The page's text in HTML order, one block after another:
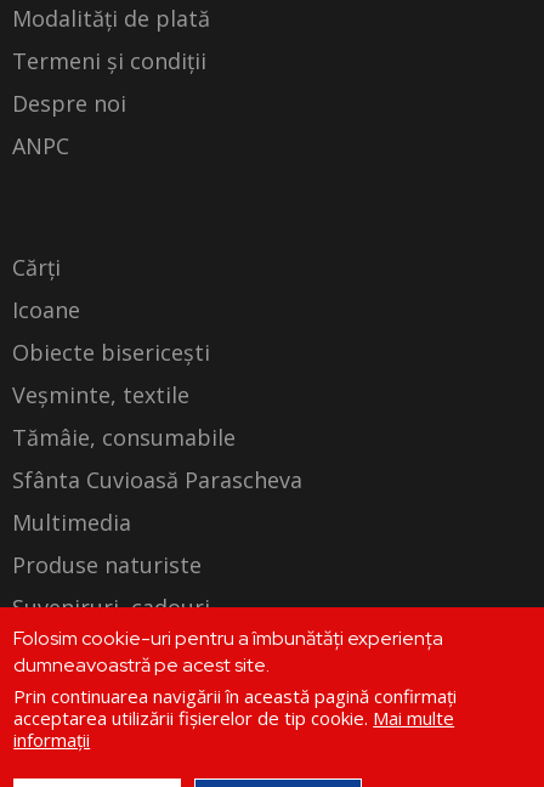
Modalități de plată
Termeni și condiții
Despre noi
ANPC
Cărți
Icoane
Obiecte bisericești
Veșminte, textile
Tămâie, consumabile
Sfânta Cuvioasă Parascheva
Multimedia
Produse naturiste
Suveniruri, cadouri
Produse personalizate
Folosim cookie-uri pentru a îmbunătăți experiența
dumneavoastră pe acest site.
Prin continuarea navigării în această pagină confirmați
acceptarea utilizării fișierelor de tip cookie. Mai multe
informații